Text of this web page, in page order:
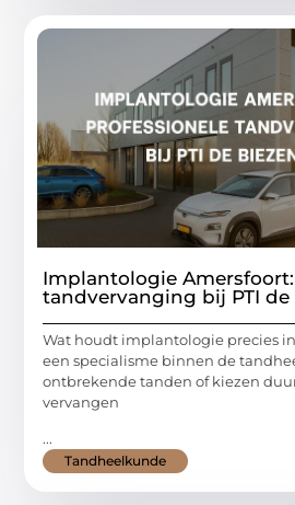
Implantologie
tandvervanging bij PTI de
Wat houdt implantologie precies
een specialisme binnen de
ontbrekende tanden of kiezen
vervangen
...
Tandheelkunde